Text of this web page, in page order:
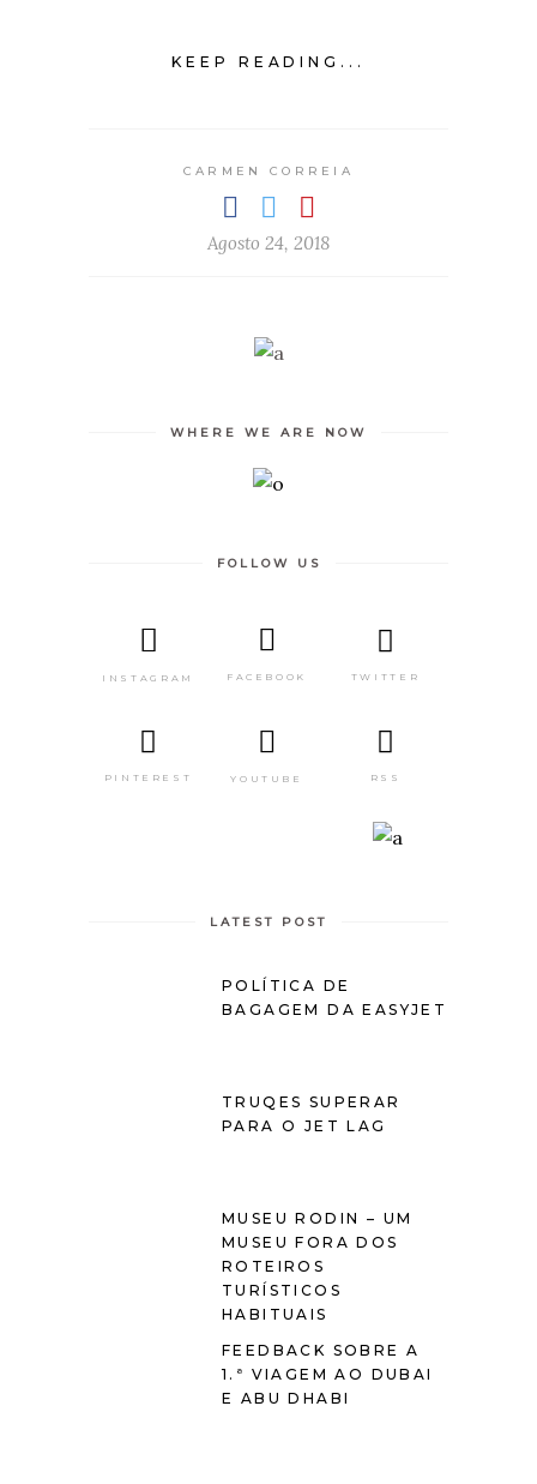
KEEP READING...
CARMEN CORREIA
Agosto 24, 2018
WHERE WE ARE NOW
FOLLOW US
INSTAGRAM FACEBOOK TWITTER
PINTEREST YOUTUBE RSS
LATEST POST
POLÍTICA DE
BAGAGEM DA EASYJET
TRUQES SUPERAR
PARA O JET LAG
MUSEU RODIN – UM
MUSEU FORA DOS
ROTEIROS
TURÍSTICOS
HABITUAIS
FEEDBACK SOBRE A
1.ª VIAGEM AO DUBAI
E ABU DHABI